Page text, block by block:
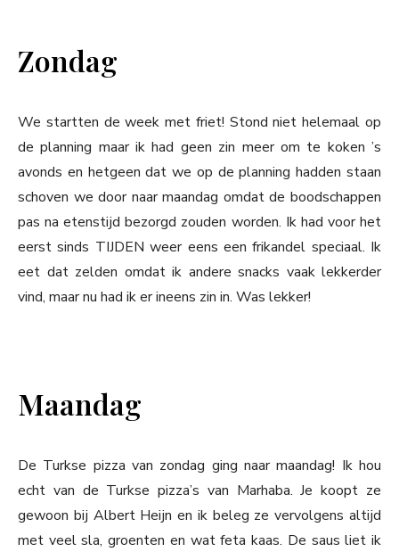
Zondag
We startten de week met friet! Stond niet helemaal op
de planning maar ik had geen zin meer om te koken ’s
avonds en hetgeen dat we op de planning hadden staan
schoven we door naar maandag omdat de boodschappen
pas na etenstijd bezorgd zouden worden. Ik had voor het
eerst sinds TIJDEN weer eens een frikandel speciaal. Ik
eet dat zelden omdat ik andere snacks vaak lekkerder
vind, maar nu had ik er ineens zin in. Was lekker!
Maandag
De Turkse pizza van zondag ging naar maandag! Ik hou
echt van de Turkse pizza’s van Marhaba. Je koopt ze
gewoon bij Albert Heijn en ik beleg ze vervolgens altijd
met veel sla, groenten en wat feta kaas. De saus liet ik